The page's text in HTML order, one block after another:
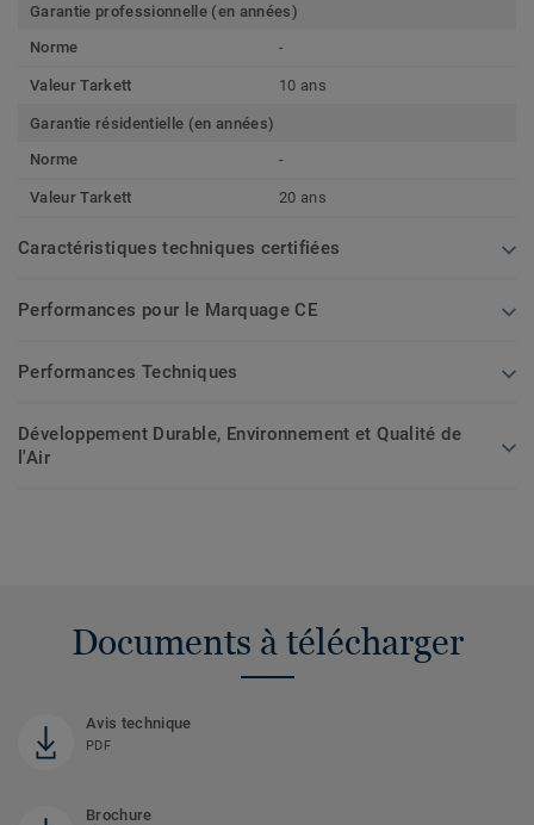
Garantie professionnelle (en années)
Norme
-
Valeur Tarkett 10 ans
Garantie résidentielle (en années)
Norme
-
Valeur Tarkett 20 ans
Caractéristiques techniques certifiées
Performances pour le Marquage CE
Performances Techniques
Développement Durable, Environnement et Qualité de
l'Air
Documents à télécharger
Avis technique
PDF
Brochure